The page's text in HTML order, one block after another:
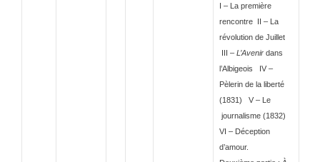
I – La première
rencontre II – La
révolution de Juillet
III – L’Avenir dans
l’Albigeois IV –
Pèlerin de la liberté
(1831) V – Le
journalisme (1832)
VI – Déception
d’amour.